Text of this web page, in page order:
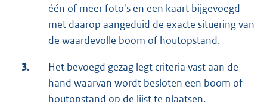
één of meer foto's en een kaart bijgevoegd
met daarop aangeduid de exacte situering van
de waardevolle boom of houtopstand.
3.
Het bevoegd gezag legt criteria vast aan de
hand waarvan wordt besloten een boom of
houtopstand op de lijst te plaatsen.